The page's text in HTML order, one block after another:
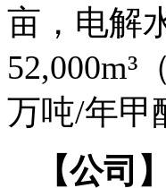
亩，电解
52,000m³
万吨/年甲
【公司